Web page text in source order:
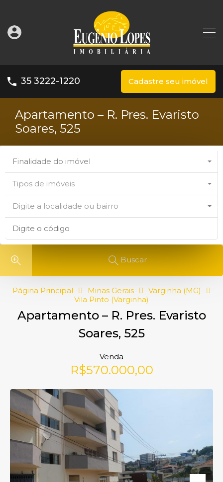
35 3222-1220 Cadastre seu imóvel
Apartamento – R. Pres. Evaristo
Soares, 525
Finalidade do imóvel
Tipos de imóveis
Digite a localidade ou bairro
Buscar
Página Principal Minas Gerais
Varginha (MG)
Vila Pinto (Varginha)
Apartamento – R. Pres. Evaristo
Soares, 525
Venda
R$570.000,00